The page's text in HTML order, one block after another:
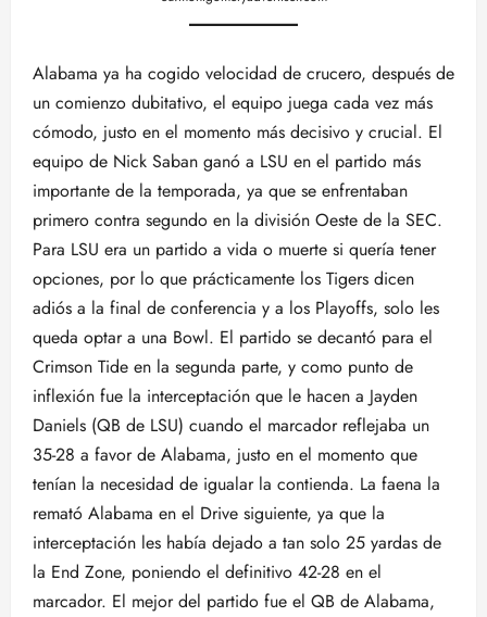
Alabama ya ha cogido velocidad de crucero, después de
un comienzo dubitativo, el equipo juega cada vez más
cómodo, justo en el momento más decisivo y crucial. El
equipo de Nick Saban ganó a LSU en el partido más
importante de la temporada, ya que se enfrentaban
primero contra segundo en la división Oeste de la SEC.
Para LSU era un partido a vida o muerte si quería tener
opciones, por lo que prácticamente los Tigers dicen
adiós a la final de conferencia y a los Playoffs, solo les
queda optar a una Bowl. El partido se decantó para el
Crimson Tide en la segunda parte, y como punto de
inflexión fue la interceptación que le hacen a Jayden
Daniels (QB de LSU) cuando el marcador reflejaba un
35-28 a favor de Alabama, justo en el momento que
tenían la necesidad de igualar la contienda. La faena la
remató Alabama en el Drive siguiente, ya que la
interceptación les había dejado a tan solo 25 yardas de
la End Zone, poniendo el definitivo 42-28 en el
marcador. El mejor del partido fue el QB de Alabama,